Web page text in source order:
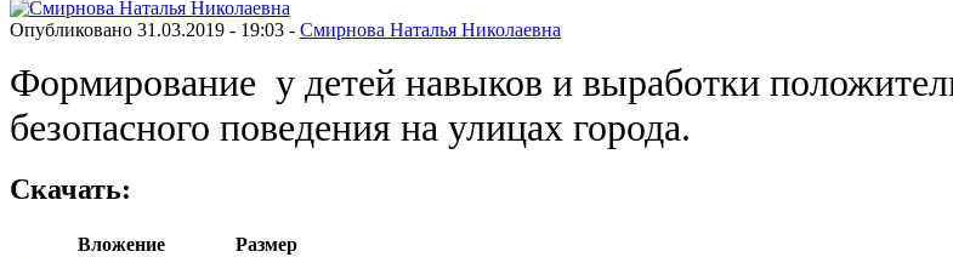
Опубликовано 31.03.2019 - 19:03 - Смирнова Наталья Николаевна
Формирование у детей навыков и выработки
безопасного поведения на улицах города.
Скачать:
Вложение
Размер